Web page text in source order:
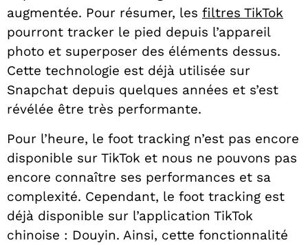
augmentée. Pour résumer, les filtres TikTok
pourront tracker le pied depuis l’appareil
photo et superposer des éléments dessus.
Cette technologie est déjà utilisée sur
Snapchat depuis quelques années et s’est
révélée être très performante.
Pour l’heure, le foot tracking n’est pas encore
disponible sur TikTok et nous ne pouvons pas
encore connaître ses performances et sa
complexité. Cependant, le foot tracking est
déjà disponible sur l’application TikTok
chinoise : Douyin. Ainsi, cette fonctionnalité